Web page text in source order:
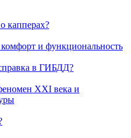
капперах?
и функциональность
в ГИБДД?
XXI века и